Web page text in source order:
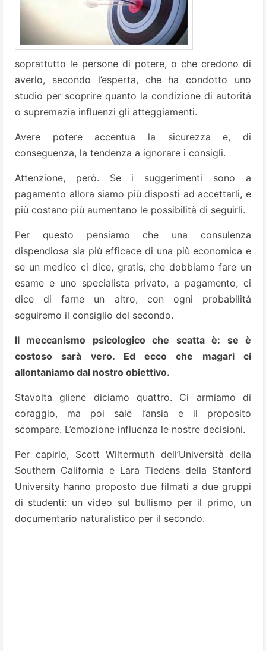
soprattutto le persone di potere, o che credono di
averlo, secondo l’esperta, che ha condotto uno
studio per scoprire quanto la condizione di autorità
o supremazia influenzi gli atteggiamenti.
Avere potere accentua la sicurezza e, di
conseguenza, la tendenza a ignorare i consigli.
Attenzione, però. Se i suggerimenti sono a
pagamento allora siamo più disposti ad accettarli, e
più costano più aumentano le possibilità di seguirli.
Per questo pensiamo che una consulenza
dispendiosa sia più efficace di una più economica e
se un medico ci dice, gratis, che dobbiamo fare un
esame e uno specialista privato, a pagamento, ci
dice di farne un altro, con ogni probabilità
seguiremo il consiglio del secondo.
Il meccanismo psicologico che scatta è: se è
costoso sarà vero. Ed ecco che magari ci
allontaniamo dal nostro obiettivo.
Stavolta gliene diciamo quattro. Ci armiamo di
coraggio, ma poi sale l’ansia e il proposito
scompare. L’emozione influenza le nostre decisioni.
Per capirlo, Scott Wiltermuth dell’Università della
Southern California e Lara Tiedens della Stanford
University hanno proposto due filmati a due gruppi
di studenti: un video sul bullismo per il primo, un
documentario naturalistico per il secondo.